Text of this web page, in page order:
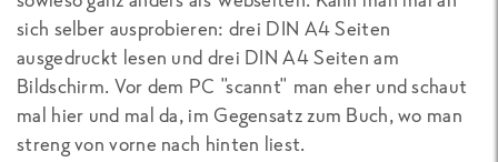
sich selber ausprobieren: drei DIN A4 Seiten
ausgedruckt lesen und drei DIN A4 Seiten am
Bildschirm. Vor dem PC "scannt" man eher und schaut
mal hier und mal da, im Gegensatz zum Buch, wo man
streng von vorne nach hinten liest.